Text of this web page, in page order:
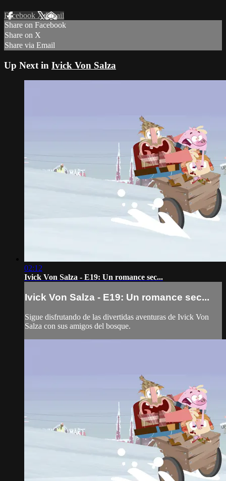
Facebook XEmail
Share on Facebook
Share on X
Share via Email
Up Next in Ivick Von Salza
02:12
Ivick Von Salza - E19: Un romance sec...
Ivick Von Salza - E19: Un romance sec...
Sigue disfrutando de las divertidas aventuras de Ivick Von
Salza con sus amigos del bosque.